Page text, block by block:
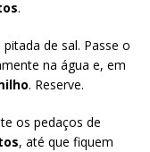
.
de sal. Passe o
na água e, em
. Reserve.
os pedaços de
, até que fiquem